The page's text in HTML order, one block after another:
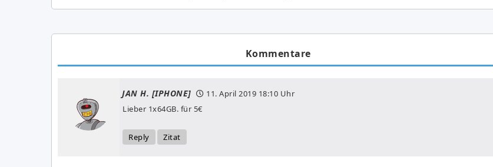
Kommentare
JAN H. [IPHONE] 11. April 2019 18:10 Uhr
Lieber 1x64GB. für 5€
Reply Zitat